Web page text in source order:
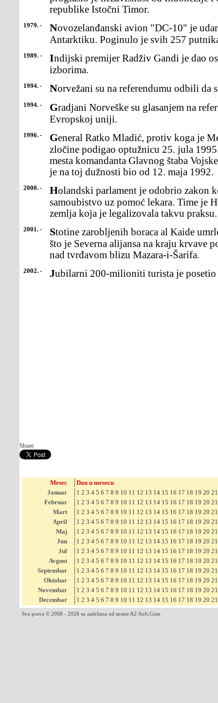
republike Istočni Timor.
1979. - Novozelanđanski avion "DC-10" je udario u planinu Erebus na
Antarktiku. Poginulo je svih 257
1989. - Indijski premijer Radživ Gandi je dao ostavku poslije poraza na
izborima.
1994. - Norvežani su na referendumu odbili
1994. - Gradjani Norveške su glasanjem na referendumu odbili priključenje
Evropskoj uniji.
1996. - General Ratko Mladić, protiv koga je Međunarodni sud za ratne
zločine podigao optužnicu 25. jula
mesta komandanta Glavnog štaba
je na toj dužnosti bio od 12. maja 1992.
2000. - Holandski parlament je odobrio zakon kojim se dopušta eutanazija i
samoubistvo uz pomoć lekara. Time je
zemlja koja je legalizovala takvu praksu.
2001. - Stotine zarobljenih boraca al Kaide umrlo je u Avganistanu nakon
što je Severna alijansa na kraju krvave
nad tvrđavom blizu Mazara-i-Šarifa.
2002. - Jubilarni 200-milioniti turista je
Share
Mesec
Dan u mesecu
Januar
1 2 3 4 5 6 7 8 9 10 11 12 13 14 15 16 17 18 19 20 21
Februar
1 2 3 4 5 6 7 8 9 10 11 12 13 14 15 16 17 18 19 20 21
Mart
1 2 3 4 5 6 7 8 9 10 11 12 13 14 15 16 17 18 19 20 21
April
1 2 3 4 5 6 7 8 9 10 11 12 13 14 15 16 17 18 19 20 21
Maj
1 2 3 4 5 6 7 8 9 10 11 12 13 14 15 16 17 18 19 20 21
Jun
1 2 3 4 5 6 7 8 9 10 11 12 13 14 15 16 17 18 19 20 21
Jul
1 2 3 4 5 6 7 8 9 10 11 12 13 14 15 16 17 18 19 20 21
Avgust
1 2 3 4 5 6 7 8 9 10 11 12 13 14 15 16 17 18 19 20 21
Septembar
1 2 3 4 5 6 7 8 9 10 11 12 13 14 15 16 17 18 19 20 21
Oktobar
1 2 3 4 5 6 7 8 9 10 11 12 13 14 15 16 17 18 19 20 21
Novembar
1 2 3 4 5 6 7 8 9 10 11 12 13 14 15 16 17 18 19 20 21
Decembar
1 2 3 4 5 6 7 8 9 10 11 12 13 14 15 16 17 18 19 20 21
Sva prava © 2008 - 2026 su zadržana od strane A2-Soft.Com.